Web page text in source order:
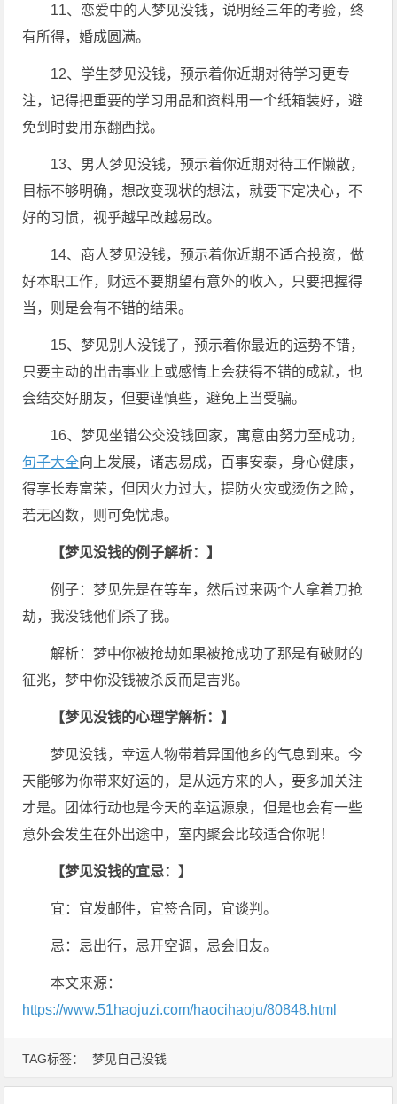
TAG标签： 梦见自己没钱
11、恋爱中的人梦见没钱，说明经三年的考验，终
有所得，婚成圆满。
12、学生梦见没钱，预示着你近期对待学习更专
注，记得把重要的学习用品和资料用一个纸箱装好，避
免到时要用东翻西找。
13、男人梦见没钱，预示着你近期对待工作懒散，
目标不够明确，想改变现状的想法，就要下定决心，不
好的习惯，视乎越早改越易改。
14、商人梦见没钱，预示着你近期不适合投资，做
好本职工作，财运不要期望有意外的收入，只要把握得
当，则是会有不错的结果。
15、梦见别人没钱了，预示着你最近的运势不错，
只要主动的出击事业上或感情上会获得不错的成就，也
会结交好朋友，但要谨慎些，避免上当受骗。
16、梦见坐错公交没钱回家，寓意由努力至成功，
句子大全向上发展，诸志易成，百事安泰，身心健康，
得享长寿富荣，但因火力过大，提防火灾或烫伤之险，
若无凶数，则可免忧虑。
【梦见没钱的例子解析：】
例子：梦见先是在等车，然后过来两个人拿着刀抢
劫，我没钱他们杀了我。
解析：梦中你被抢劫如果被抢成功了那是有破财的
征兆，梦中你没钱被杀反而是吉兆。
【梦见没钱的心理学解析：】
梦见没钱，幸运人物带着异国他乡的气息到来。今
天能够为你带来好运的，是从远方来的人，要多加关注
才是。团体行动也是今天的幸运源泉，但是也会有一些
意外会发生在外出途中，室内聚会比较适合你呢！
【梦见没钱的宜忌：】
宜：宜发邮件，宜签合同，宜谈判。
忌：忌出行，忌开空调，忌会旧友。
本文来源：
https://www.51haojuzi.com/haocihaoju/80848.html